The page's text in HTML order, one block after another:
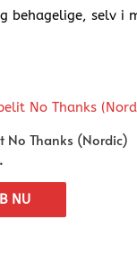
behagelige, selv i
No Thanks (Nordic)
NU